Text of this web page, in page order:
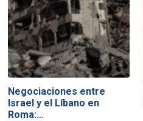
Negociaciones entre
Israel y el Líbano en
Roma:…